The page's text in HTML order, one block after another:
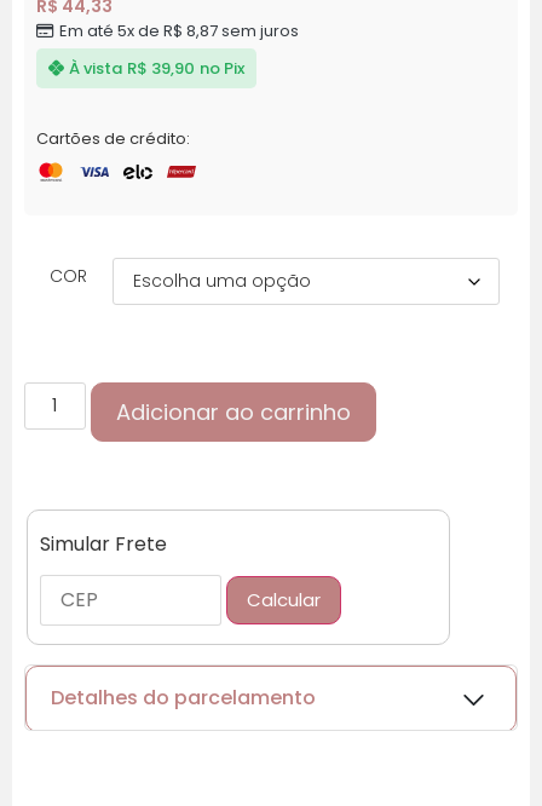
R$ 44,33
Em até 5x de R$ 8,87sem juros
À vista R$ 39,90 no Pix
Cartões de crédito:
COR
Adicionar ao carrinho
Simular Frete
Calcular
Detalhes do parcelamento